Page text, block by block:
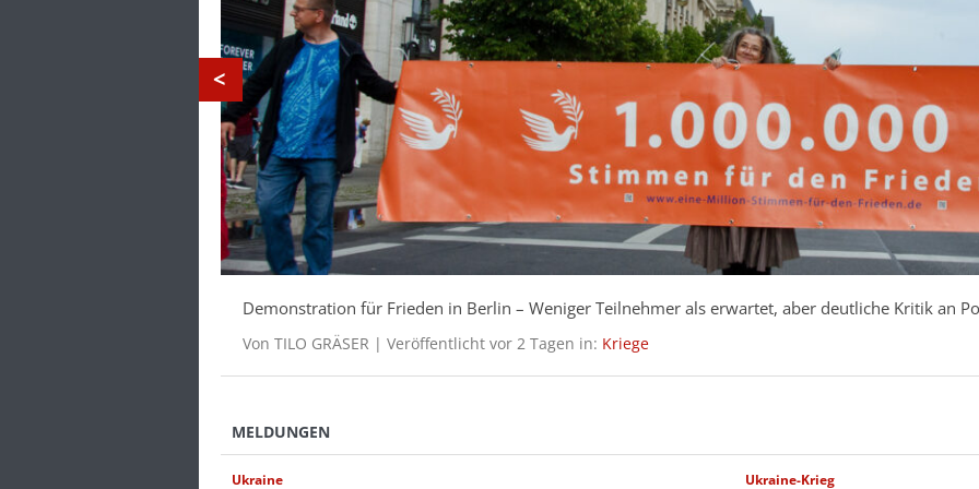
Deutsche Rüstungskonzerne mit dunkler Vergangenheit statten Kiewer Neonazimilitärs mit
historische Imperative ihres Traditionserlasses.
MELDUNGEN
Ukraine-Krieg Antimilitarismus